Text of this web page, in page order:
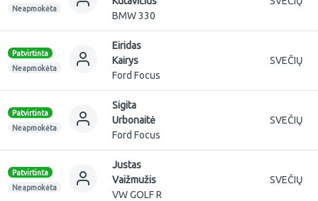
Neapmokėta
BMW 330
Patvirtinta
Neapmokėta
Eiridas
Kairys
Ford Focus
SVEČIŲ
Patvirtinta
Neapmokėta
Sigita
Urbonaitė
Ford Focus
SVEČIŲ
Patvirtinta
Neapmokėta
Justas
Vaižmužis
VW GOLF R
SVEČIŲ